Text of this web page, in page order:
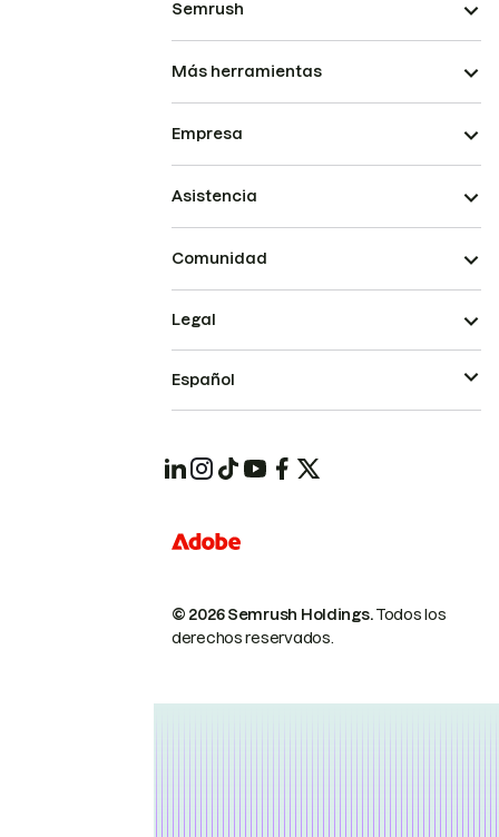
Semrush
Más herramientas
Empresa
Asistencia
Comunidad
© 2026 Semrush Holdings.Todos los
derechos reservados.
Legal
Español